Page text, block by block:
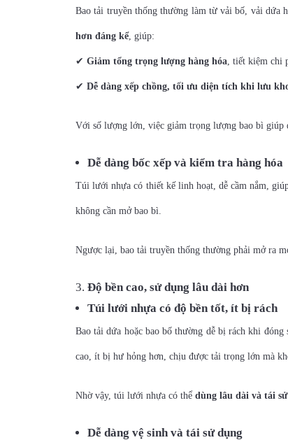
Bao tải truyền thống thường làm từ vải bố, vải dứa
hơn đáng kể, giúp:
✔ Giảm tổng trọng lượng hàng hóa , tiết kiệm chi
✔ Dễ dàng xếp chồng, tối ưu diện tích khi lưu
Với số lượng lớn, việc giảm trọng lượng bao bì giúp
Dễ dàng bốc xếp và kiểm tra hàng hóa
Túi lưới nhựa có thiết kế linh hoạt, dễ cầm nắm,
không cần mở bao bì.
Ngược lại, bao tải truyền thống thường phải mở ra
Độ bền cao, sử dụng lâu dài hơn
Túi lưới nhựa có độ bền tốt, ít bị rách
Bao tải dứa hoặc bao bố thường dễ bị rách khi
cao, ít bị hư hỏng hơn, chịu được tải trọng lớn mà
Nhờ vậy, túi lưới nhựa có thể dùng lâu dài và tái
Dễ dàng vệ sinh và tái sử dụng